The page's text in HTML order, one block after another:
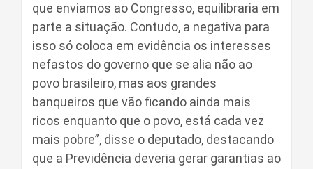
que enviamos ao Congresso, equilibraria em
parte a situação. Contudo, a negativa para
isso só coloca em evidência os interesses
nefastos do governo que se alia não ao
povo brasileiro, mas aos grandes
banqueiros que vão ficando ainda mais
ricos enquanto que o povo, está cada vez
mais pobre”, disse o deputado, destacando
que a Previdência deveria gerar garantias ao